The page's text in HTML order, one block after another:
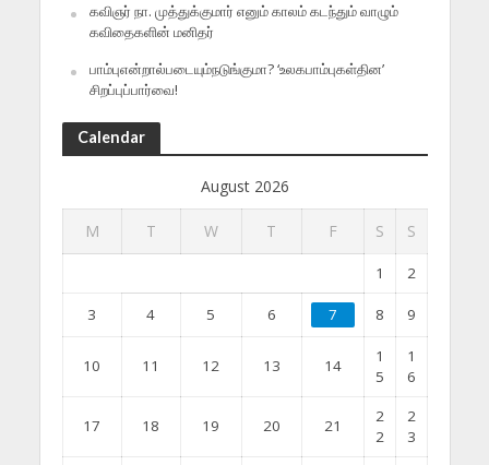
கவிஞர் நா. முத்துக்குமார் எனும் காலம் கடந்தும் வாழும்
கவிதைகளின் மனிதர்
பாம்புஎன்றால்படையும்நடுங்குமா? ‘உலகபாம்புகள்தின’
சிறப்புப்பார்வை!
Calendar
August 2026
M T W T F S S
1 2
3 4 5 6 7 8 9
10 11 12 13 14
1
5
1
6
17 18 19 20 21
2
2
2
3